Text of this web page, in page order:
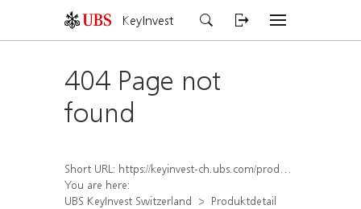
KeyInvest
404 Page not
found
Short URL: https://keyinvest-ch.ubs.com/produkt/detail/index/isin/CH1570364393
You are here:
UBS KeyInvest Switzerland
Produktdetail